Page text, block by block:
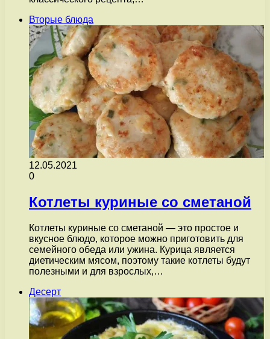
Вторые блюда
12.05.2021
0
Котлеты куриные со сметаной
Котлеты куриные со сметаной — это простое и
вкусное блюдо, которое можно приготовить для
семейного обеда или ужина. Курица является
диетическим мясом, поэтому такие котлеты будут
полезными и для взрослых,…
Десерт